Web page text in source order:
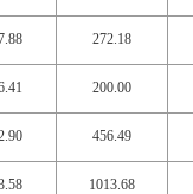
272.18
200.00
456.49
1013.68